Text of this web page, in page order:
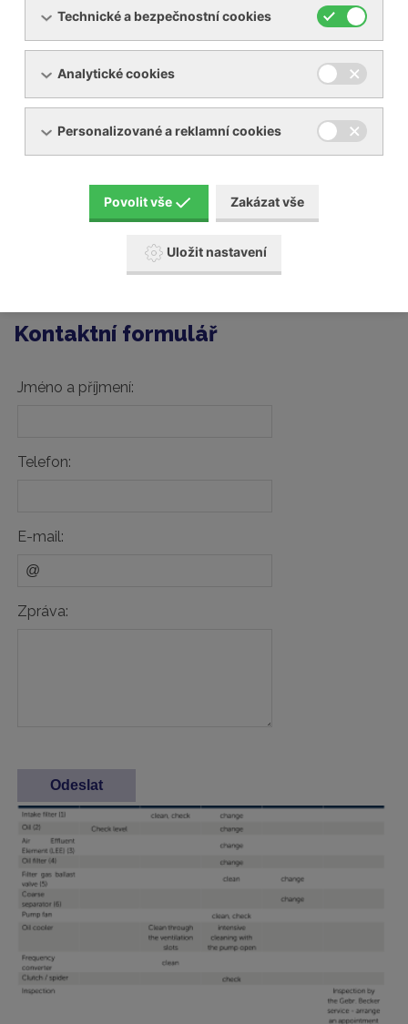
vývěv Becker
Společnost YNNA s.r.o. je výhradním zástupcem značky
služby pro všechny typy vývěv Becker.
Poskytujeme autorizovaný servis vývěv a servis
dmychadel Becker.
Provádíme též generální opravy a servis zařízení Busch,
Elmo Rietschle, Schmalz, Gardner Denver a dalších
Pro více informací oúdržbě a servisu
kontaktní formulář.
Kontaktní formulář
Jméno a příjmení:
Telefon:
E-mail:
Zpráva:
Technické a bezpečnostní cookies
Analytické cookies
Personalizované a reklamní cookies
Povolit vše Zakázat vše
Uložit nastavení